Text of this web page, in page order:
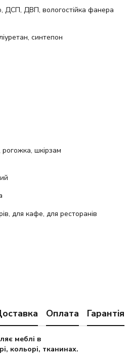
ДСП, ДВП, вологостійка фанера
синтепон
шкірзам
для кафе, для ресторанів
Оплата Гарантія
меблі в
кольорі, тканинах.